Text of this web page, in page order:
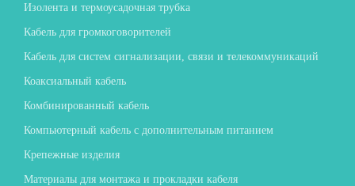
Изолента и термоусадочная трубка
Кабель для громкоговорителей
Кабель для систем сигнализации, связи и телекоммуникаций
Коаксиальный кабель
Комбинированный кабель
Компьютерный кабель с дополнительным питанием
Крепежные изделия
Материалы для монтажа и прокладки кабеля